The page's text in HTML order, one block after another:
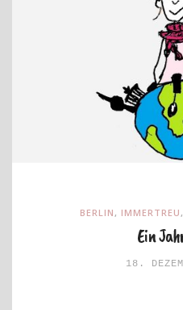
BERLIN, IMMERTREU,
Ein
18.